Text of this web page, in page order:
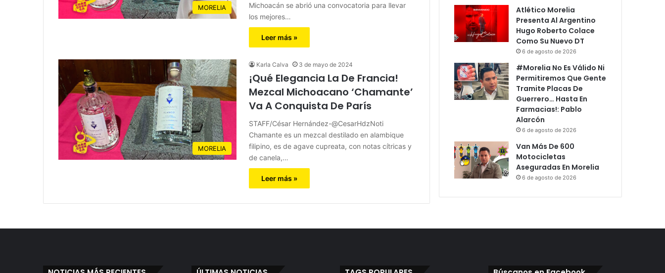
MORELIA
Michoacán se abrió una convocatoria para llevar
los mejores…
Leer más »
MORELIA
Karla Calva 3 de mayo de 2024
¡Qué Elegancia La De Francia!
Mezcal Michoacano ‘Chamante’
Va A Conquista De París
STAFF/César Hernández-@CesarHdzNoti
Chamante es un mezcal destilado en alambique
filipino, es de agave cupreata, con notas cítricas y
de canela,…
Leer más »
Atlético Morelia
Presenta Al Argentino
Hugo Roberto Colace
Como Su Nuevo DT
6 de agosto de 2026
#Morelia No Es Válido Ni
Permitiremos Que Gente
Tramite Placas De
Guerrero… Hasta En
Farmacias!: Pablo
Alarcón
6 de agosto de 2026
Van Más De 600
Motocicletas
Aseguradas En Morelia
6 de agosto de 2026